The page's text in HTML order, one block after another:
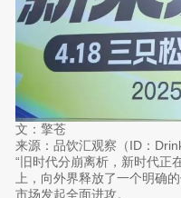
文：擎苍
来源：品饮汇观察（ID：
“旧时代分崩离析，新时代正
上，向外界释放了一个明确
市场发起全面进攻。